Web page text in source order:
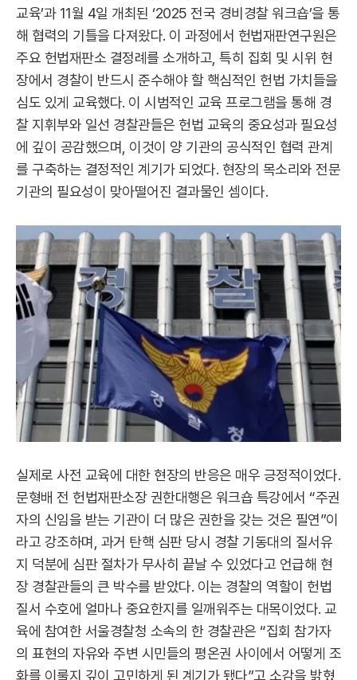
교육’과 11월 4일 개최된 ‘2025 전국 경비경찰 워크숍’을 통
해 협력의 기틀을 다져왔다. 이 과정에서 헌법재판연구원은
주요 헌법재판소 결정례를 소개하고, 특히 집회 및 시위 현
장에서 경찰이 반드시 준수해야 할 핵심적인 헌법 가치들을
심도 있게 교육했다. 이 시범적인 교육 프로그램을 통해 경
찰 지휘부와 일선 경찰관들은 헌법 교육의 중요성과 필요성
에 깊이 공감했으며, 이것이 양 기관의 공식적인 협력 관계
를 구축하는 결정적인 계기가 되었다. 현장의 목소리와 전문
기관의 필요성이 맞아떨어진 결과물인 셈이다.
실제로 사전 교육에 대한 현장의 반응은 매우 긍정적이었다.
문형배 전 헌법재판소장 권한대행은 워크숍 특강에서 “주권
자의 신임을 받는 기관이 더 많은 권한을 갖는 것은 필연”이
라고 강조하며, 과거 탄핵 심판 당시 경찰 기동대의 질서유
지 덕분에 심판 절차가 무사히 끝날 수 있었다고 언급해 현
장 경찰관들의 큰 박수를 받았다. 이는 경찰의 역할이 헌법
질서 수호에 얼마나 중요한지를 일깨워주는 대목이었다. 교
육에 참여한 서울경찰청 소속의 한 경찰관은 “집회 참가자
의 표현의 자유와 주변 시민들의 평온권 사이에서 어떻게 조
화를 이룰지 깊이 고민하게 된 계기가 됐다”고 소감을 밝혔